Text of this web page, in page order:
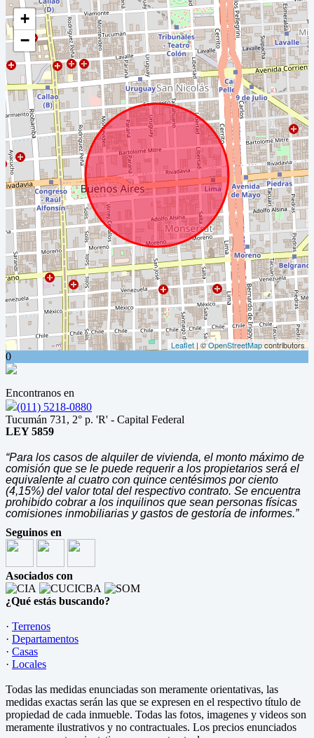
+
−
Leaflet | ©OpenStreetMapcontributors
0
Encontranos en
(011) 5218-0880
Tucumán 731, 2° p. 'R' - Capital Federal
LEY 5859
“Para los casos de alquiler de vivienda, el monto máximo de
comisión que se le puede requerir a los propietarios será el
equivalente al cuatro con quince centésimos por ciento
(4,15%) del valor total del respectivo contrato. Se encuentra
prohibido cobrar a los inquilinos que sean personas físicas
comisiones inmobiliarias y gastos de gestoría de informes.”
Seguinos en
Asociados con
¿Qué estás buscando?
· Terrenos
· Departamentos
· Casas
· Locales
Todas las medidas enunciadas son meramente orientativas, las
medidas exactas serán las que se expresen en el respectivo título de
propiedad de cada inmueble. Todas las fotos, imagenes y videos son
meramente ilustrativos y no contractuales. Los precios enunciados